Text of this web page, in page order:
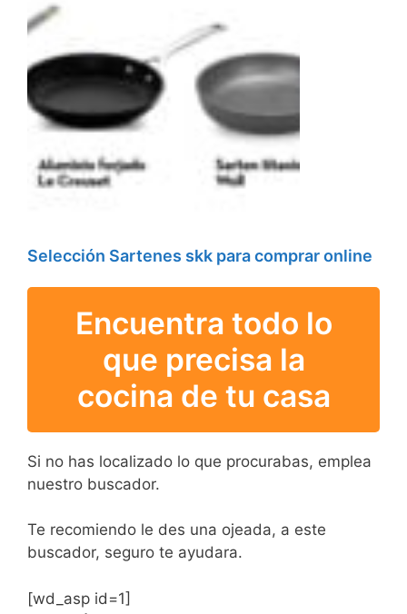
Selección Sartenes skk para comprar online
Encuentra todo lo
que precisa la
cocina de tu casa
Si no has localizado lo que procurabas, emplea
nuestro buscador.
Te recomiendo le des una ojeada, a este
buscador, seguro te ayudara.
[wd_asp id=1]